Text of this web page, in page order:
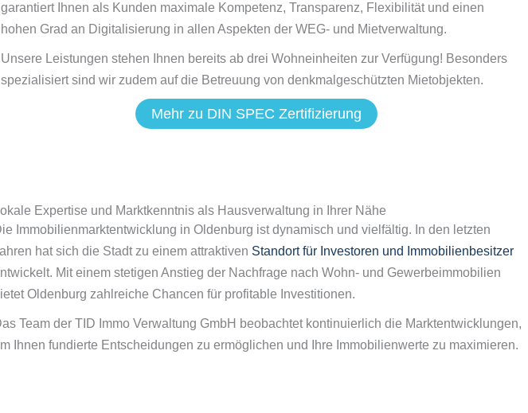
garantiert Ihnen als Kunden maximale Kompetenz, Transparenz, Flexibilität und einen
hohen Grad an Digitalisierung in allen Aspekten der WEG- und Mietverwaltung.
Unsere Leistungen stehen Ihnen bereits ab drei Wohneinheiten zur Verfügung! Besonders
spezialisiert sind wir zudem auf die Betreuung von denkmalgeschützten Mietobjekten.
Mehr zu DIN SPEC Zertifizierung
Expertise und Marktkenntnis als Hausverwaltung in Ihrer Nähe
Immobilienmarktentwicklung in Oldenburg ist dynamisch und vielfältig. In den letzten
hat sich die Stadt zu einem attraktiven Standort für Investoren und Immobilienbesitzer
Mit einem stetigen Anstieg der Nachfrage nach Wohn- und Gewerbeimmobilien
Oldenburg zahlreiche Chancen für profitable Investitionen.
Team der TID Immo Verwaltung GmbH beobachtet kontinuierlich die Marktentwicklungen,
Ihnen fundierte Entscheidungen zu ermöglichen und Ihre Immobilienwerte zu maximieren.